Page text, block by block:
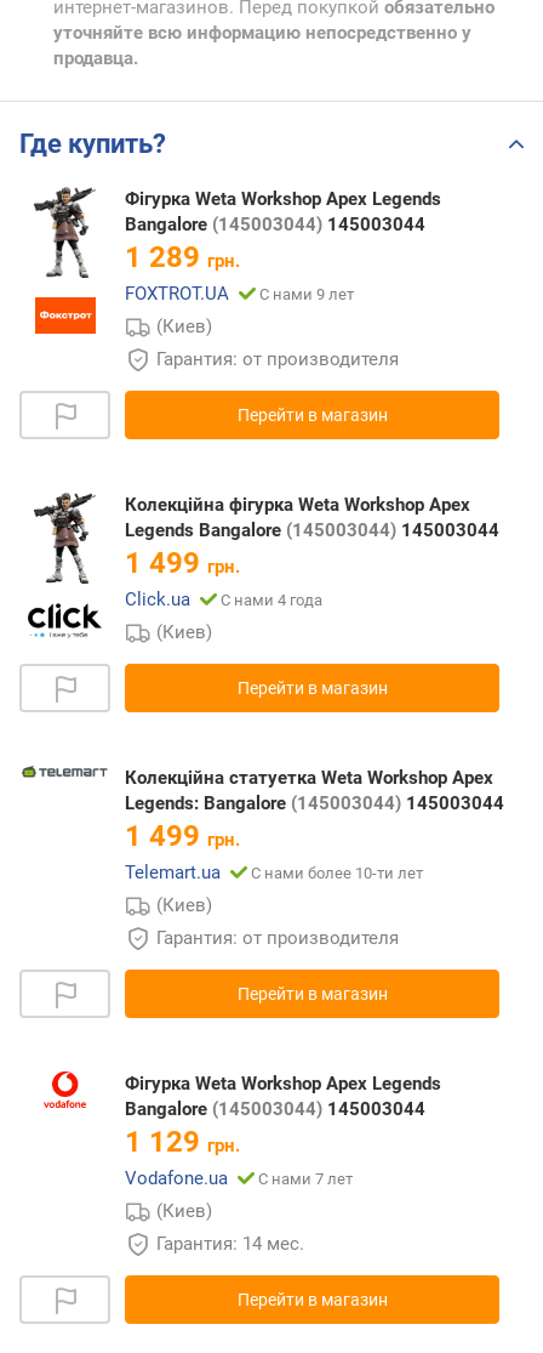
интернет-магазинов. Перед покупкой обязательно
уточняйте всю информацию непосредственно у
продавца.
Где купить?
Фігурка Weta Workshop Apex Legends
Bangalore (145003044) 145003044
1 289 грн.
FOXTROT.UA
С нами 9 лет
(Киев)
Гарантия: от производителя
Перейти в магазин
Колекційна фігурка Weta Workshop Apex
Legends Bangalore (145003044) 145003044
1 499 грн.
Click.ua
С нами 4 года
(Киев)
Перейти в магазин
Колекційна статуетка Weta Workshop Apex
Legends: Bangalore (145003044) 145003044
1 499 грн.
Telemart.ua
С нами более 10-ти лет
(Киев)
Гарантия: от производителя
Перейти в магазин
Фігурка Weta Workshop Apex Legends
Bangalore (145003044) 145003044
1 129 грн.
Vodafone.ua
С нами 7 лет
(Киев)
Гарантия: 14 мес.
Перейти в магазин